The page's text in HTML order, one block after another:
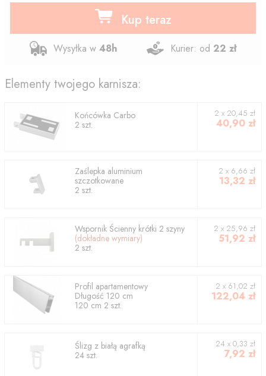
Kup teraz
Wysyłka w 48h Kurier: od 22 zł
Elementy twojego karnisza:
Końcówka Carbo
2 szt.
2 x 20,45 zł
40,90 zł
Zaślepka aluminium
szczotkowane
2 szt.
2 x 6,66 zł
13,32 zł
Wspornik Ścienny krótki 2 szyny
(dokładne wymiary)
2 szt.
2 x 25,96 zł
51,92 zł
Profil apartamentowy
Długość 120 cm
120 cm 2 szt.
2 x 61,02 zł
122,04 zł
Ślizg z białą agrafką
24 szt.
24 x 0,33 zł
7,92 zł